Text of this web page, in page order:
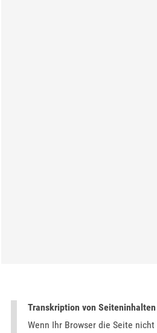
Transkription von Seiteninhalten
Wenn Ihr Browser die Seite